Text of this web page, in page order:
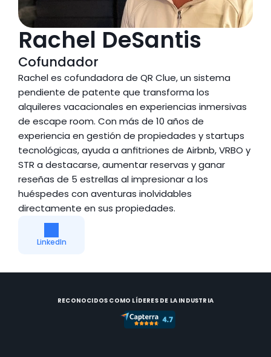
Rachel DeSantis
Cofundador
Rachel es cofundadora de QR Clue, un sistema
pendiente de patente que transforma los
alquileres vacacionales en experiencias inmersivas
de escape room. Con más de 10 años de
experiencia en gestión de propiedades y startups
tecnológicas, ayuda a anfitriones de Airbnb, VRBO y
STR a destacarse, aumentar reservas y ganar
reseñas de 5 estrellas al impresionar a los
huéspedes con aventuras inolvidables
directamente en sus propiedades.
LinkedIn
RECONOCIDOS COMO LÍDERES DE LA INDUSTRIA